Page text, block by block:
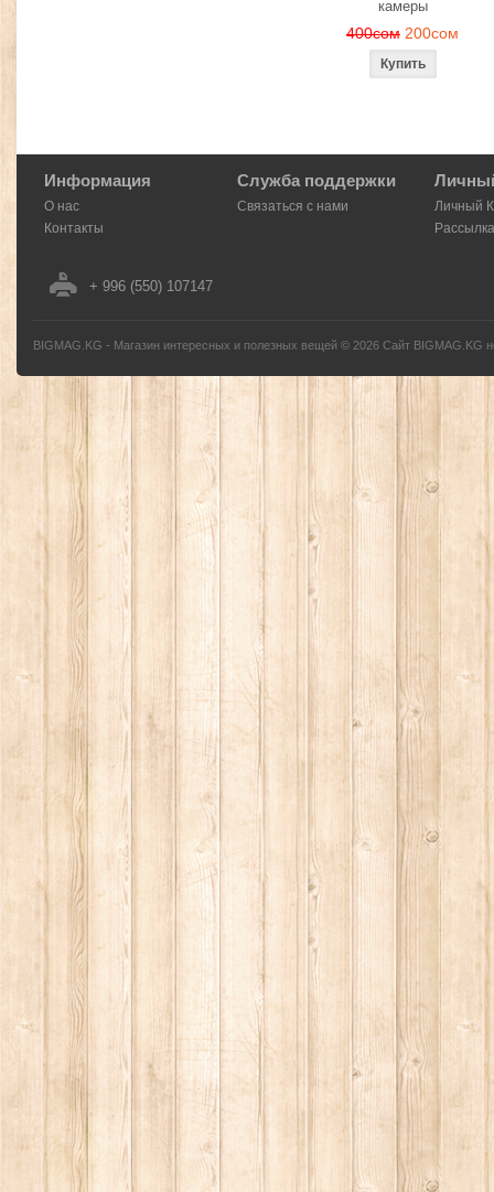
камеры
400сом 200сом
Информация
О нас
Контакты
Служба поддержки
Связаться с нами
Личный
Рассылка
+ 996 (550) 107147
BIGMAG.KG - Магазин интересных и полезных вещей © 2026 Сайт BIGMAG.KG
без письменного разрешения автора - запрещено, и будет преследоваться по